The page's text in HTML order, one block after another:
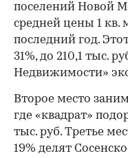
поселений Новой
средней цены 1 кв.
последний год.
31%, до 210,1 тыс.
Недвижимости»
Второе место
где «квадрат»
тыс. руб. Третье
19% делят